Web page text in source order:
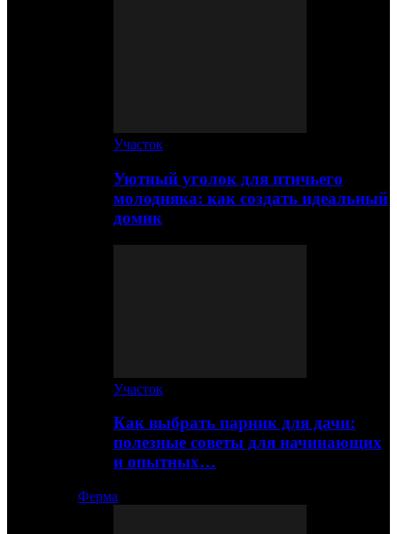
Участок
Уютный уголок для птичьего
молодняка: как создать идеальный
домик
Участок
Как выбрать парник для дачи:
полезные советы для начинающих
и опытных…
Ферма